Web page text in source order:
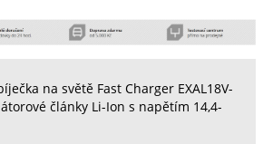
na světě Fast Charger EXAL18V-
články Li-Ion s napětím 14,4-